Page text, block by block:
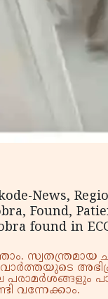
News,
Found,
found in
സ്വതന്ത്രമായ
വന്നേക്കാം.